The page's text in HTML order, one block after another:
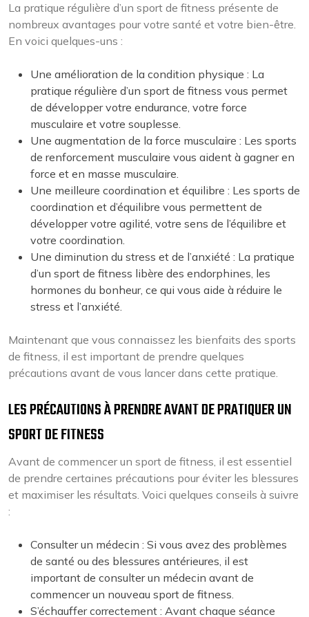
La pratique régulière d’un sport de fitness présente de
nombreux avantages pour votre santé et votre bien-être.
En voici quelques-uns :
Une amélioration de la condition physique : La
pratique régulière d’un sport de fitness vous permet
de développer votre endurance, votre force
musculaire et votre souplesse.
Une augmentation de la force musculaire : Les sports
de renforcement musculaire vous aident à gagner en
force et en masse musculaire.
Une meilleure coordination et équilibre : Les sports de
coordination et d’équilibre vous permettent de
développer votre agilité, votre sens de l’équilibre et
votre coordination.
Une diminution du stress et de l’anxiété : La pratique
d’un sport de fitness libère des endorphines, les
hormones du bonheur, ce qui vous aide à réduire le
stress et l’anxiété.
Maintenant que vous connaissez les bienfaits des sports
de fitness, il est important de prendre quelques
précautions avant de vous lancer dans cette pratique.
LES PRÉCAUTIONS À PRENDRE AVANT DE PRATIQUER UN
SPORT DE FITNESS
Avant de commencer un sport de fitness, il est essentiel
de prendre certaines précautions pour éviter les blessures
et maximiser les résultats. Voici quelques conseils à suivre
:
Consulter un médecin : Si vous avez des problèmes
de santé ou des blessures antérieures, il est
important de consulter un médecin avant de
commencer un nouveau sport de fitness.
S’échauffer correctement : Avant chaque séance